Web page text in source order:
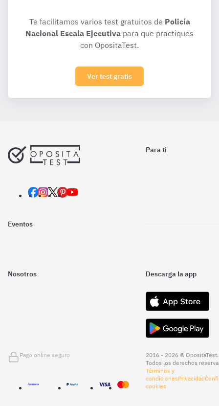
Te facilitamos varios test gratuitos de Policía
Nacional Escala Ejecutiva para que practiques
con OpositaTest.
Ver test gratis
Para ti
Eventos
Nosotros Descarga la app
Pago online seguro
2016 - 2026 © OpositaTest.
Todos los derechos
Términos y
condicionesPrivacidad
cookies